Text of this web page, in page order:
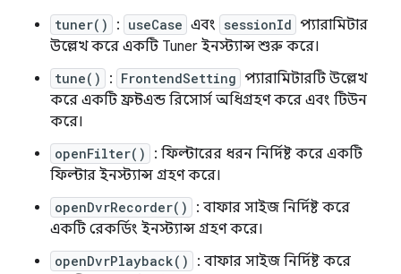
tuner() : useCase এবং sessionId প্যারামিটার
উল্লেখ করে একটি Tuner ইনস্ট্যান্স শুরু করে।
tune() : FrontendSetting প্যারামিটারটি উল্লেখ
করে একটি ফ্রন্টএন্ড রিসোর্স অধিগ্রহণ করে এবং টিউন
করে।
openFilter()
: ফিল্টারের ধরন নির্দিষ্ট করে একটি
ফিল্টার ইনস্ট্যান্স গ্রহণ করে।
openDvrRecorder()
: বাফার সাইজ নির্দিষ্ট করে
একটি রেকর্ডিং ইনস্ট্যান্স গ্রহণ করে।
openDvrPlayback()
: বাফার সাইজ নির্দিষ্ট করে